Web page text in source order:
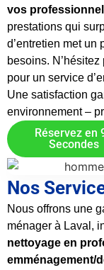
vos
prestations qui
d’entretien met un
besoins.
pour un service
Une satisfaction
environnement –
Réservez en
Secondes
Nos
Nous offrons une
ménager à Laval,
nettoyage en
emménagement/